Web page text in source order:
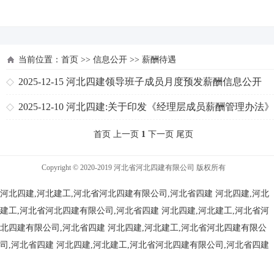
当前位置： 首页 >> 信息公开 >> 薪酬待遇
2025-12-15 河北四建领导班子成员月度预发薪酬信息公开
2025-12-10 河北四建:关于印发《经理层成员薪酬管理办法
首页 上一页 1 下一页 尾页
Copyright © 2020-2019 河北省河北四建有限公司 版权所有
河北四建,河北建工,河北省河北四建有限公司,河北省四建 河北四建,河北
建工,河北省河北四建有限公司,河北省四建 河北四建,河北建工,河北省河
北四建有限公司,河北省四建 河北四建,河北建工,河北省河北四建有限公
司,河北省四建 河北四建,河北建工,河北省河北四建有限公司,河北省四建